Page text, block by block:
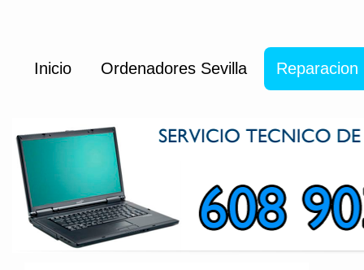
Inicio Ordenadores Sevilla